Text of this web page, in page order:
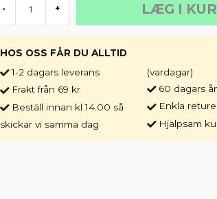
- + LÆG I
HOS OSS FÅR DU ALLTID
1-2 dagars leverans
Frakt från 69 kr
Beställ innan kl 14.00 så
skickar vi samma dag
(vardagar)
60 dagars
Enkla
Hjälpsam